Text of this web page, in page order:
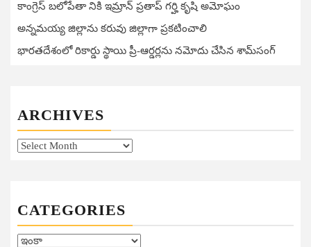
కాంగ్రెస్ బలోపేతా నికి ఇమ్రాన్ ప్రతాప్‌ గర్హి కృషి అమోఘం
అన్నమయ్య జిల్లాను కరువు జిల్లాగా ప్రకటించాలి
భారతదేశంలో రికార్డు స్థాయి ప్రీ-ఆర్డర్లను నమోదు చేసిన శామ్‌సంగ్
ARCHIVES
Archives
CATEGORIES
Categories